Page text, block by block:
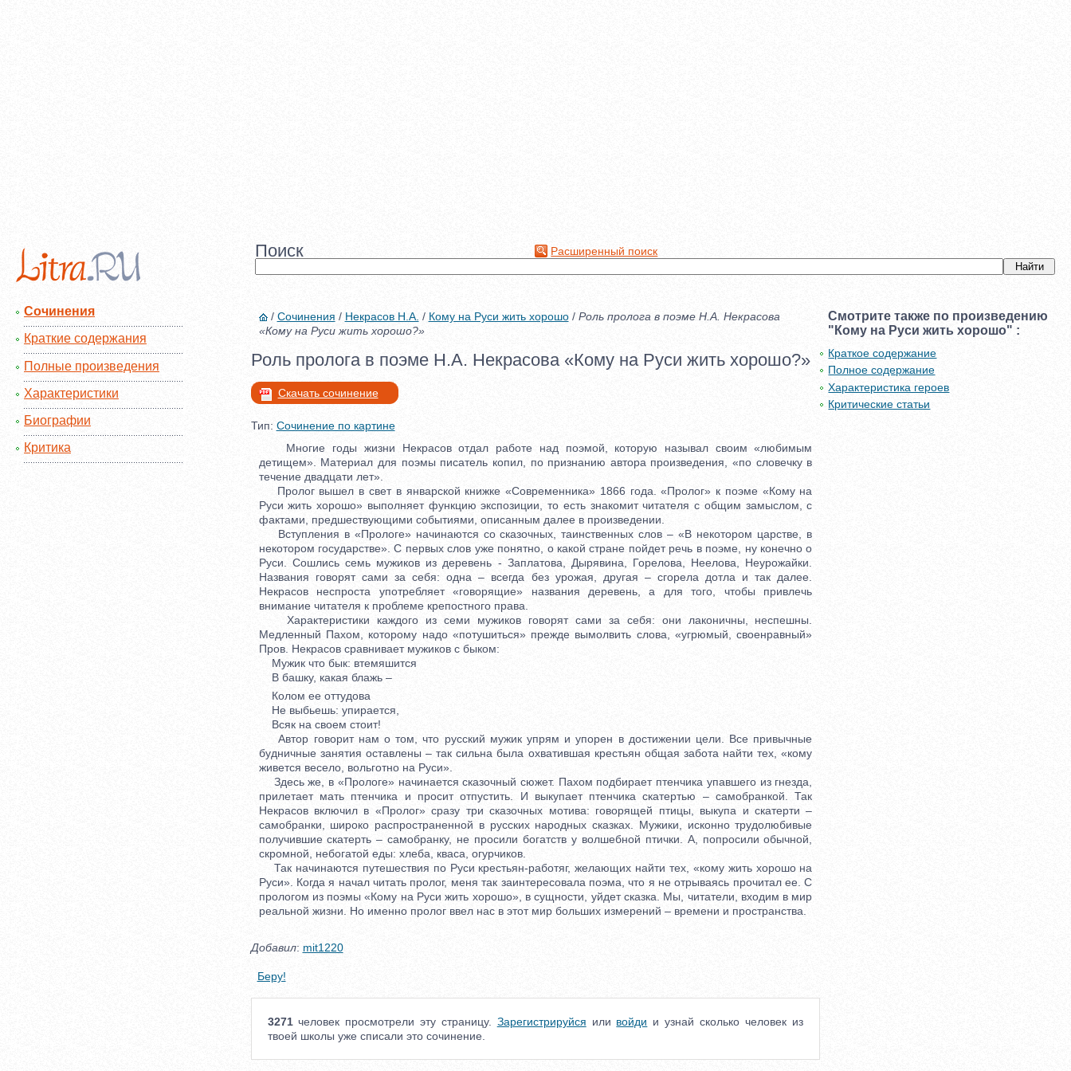
Поиск Расширенный поиск
Сочинения
Краткие содержания
Полные произведения
Характеристики
Биографии
Критика
/ Сочинения / Некрасов Н.А. / Кому на Руси жить хорошо/ Роль пролога в поэме Н.А. Некрасова
«Кому на Руси жить хорошо?»
Роль пролога в поэме Н.А. Некрасова «Кому на Руси жить хорошо?»
Скачать сочинение
Тип: Сочинение по картине
Многие годы жизни Некрасов отдал работе над поэмой, которую называл своим «любимым
детищем». Материал для поэмы писатель копил, по признанию автора произведения, «по словечку в
течение двадцати лет».
Пролог вышел в свет в январской книжке «Современника» 1866 года. «Пролог» к поэме «Кому на
Руси жить хорошо» выполняет функцию экспозиции, то есть знакомит читателя с общим замыслом, с
фактами, предшествующими событиями, описанным далее в произведении.
Вступления в «Прологе» начинаются со сказочных, таинственных слов – «В некотором царстве, в
некотором государстве». С первых слов уже понятно, о какой стране пойдет речь в поэме, ну конечно о
Руси. Сошлись семь мужиков из деревень - Заплатова, Дырявина, Горелова, Неелова, Неурожайки.
Названия говорят сами за себя: одна – всегда без урожая, другая – сгорела дотла и так далее.
Некрасов неспроста употребляет «говорящие» названия деревень, а для того, чтобы привлечь
внимание читателя к проблеме крепостного права.
Характеристики каждого из семи мужиков говорят сами за себя: они лаконичны, неспешны.
Медленный Пахом, которому надо «потушиться» прежде вымолвить слова, «угрюмый, своенравный»
Пров. Некрасов сравнивает мужиков с быком:
Мужик что бык: втемяшится
В башку, какая блажь –
Колом ее оттудова
Не выбьешь: упирается,
Всяк на своем стоит!
Автор говорит нам о том, что русский мужик упрям и упорен в достижении цели. Все привычные
будничные занятия оставлены – так сильна была охватившая крестьян общая забота найти тех, «кому
живется весело, вольготно на Руси».
Здесь же, в «Прологе» начинается сказочный сюжет. Пахом подбирает птенчика упавшего из гнезда,
прилетает мать птенчика и просит отпустить. И выкупает птенчика скатертью – самобранкой. Так
Некрасов включил в «Пролог» сразу три сказочных мотива: говорящей птицы, выкупа и скатерти –
самобранки, широко распространенной в русских народных сказках. Мужики, исконно трудолюбивые
получившие скатерть – самобранку, не просили богатств у волшебной птички. А, попросили обычной,
скромной, небогатой еды: хлеба, кваса, огурчиков.
Так начинаются путешествия по Руси крестьян-работяг, желающих найти тех, «кому жить хорошо на
Руси». Когда я начал читать пролог, меня так заинтересовала поэма, что я не отрываясь прочитал ее. С
прологом из поэмы «Кому на Руси жить хорошо», в сущности, уйдет сказка. Мы, читатели, входим в мир
реальной жизни. Но именно пролог ввел нас в этот мир больших измерений – времени и пространства.
Добавил: mit1220
Беру!
3271человек просмотрели эту страницу. Зарегистрируйся или войди и узнай сколько человек из
твоей школы уже списали это сочинение.
Смотрите также по произведению
"Кому на Руси жить хорошо" :
Краткое содержание
Полное содержание
Характеристика героев
Критические статьи